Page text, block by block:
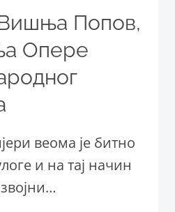
Попов,
Опере
веома је битно
и на тај начин